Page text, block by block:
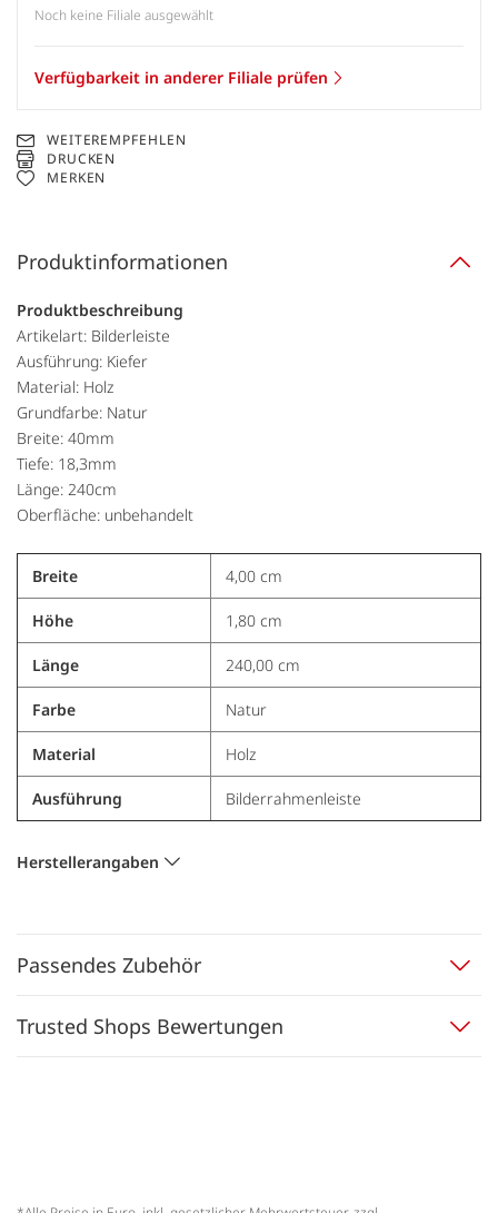
Noch keine Filiale ausgewählt
Verfügbarkeit in anderer Filiale prüfen
WEITEREMPFEHLEN
DRUCKEN
MERKEN
Produktinformationen
Produktbeschreibung
Artikelart: Bilderleiste
Ausführung: Kiefer
Material: Holz
Grundfarbe: Natur
Breite: 40mm
Tiefe: 18,3mm
Länge: 240cm
Oberfläche: unbehandelt
Breite 4,00 cm
Höhe 1,80 cm
Länge 240,00 cm
Farbe Natur
Material Holz
Ausführung Bilderrahmenleiste
Herstellerangaben
Passendes Zubehör
Trusted Shops Bewertungen